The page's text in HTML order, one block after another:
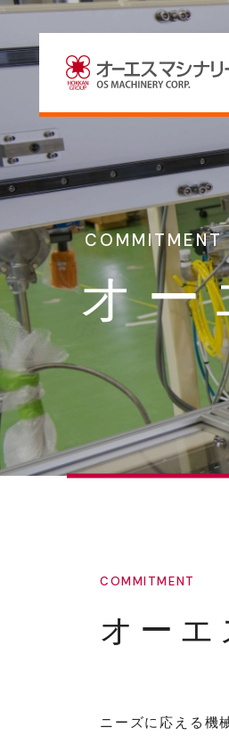
COMMITMENT
オー
COMMITMENT
オー
ニーズに応える機